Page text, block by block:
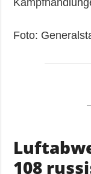
Foto:
108